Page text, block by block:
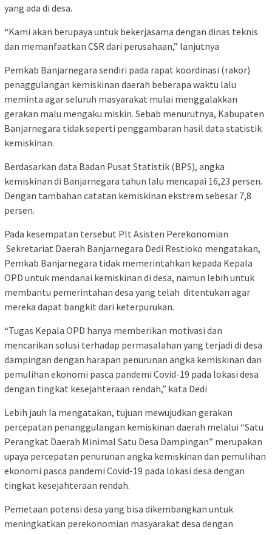
yang ada di desa.
“Kami akan berupaya untuk bekerjasama dengan dinas teknis
dan memanfaatkan CSR dari perusahaan,” lanjutnya
Pemkab Banjarnegara sendiri pada rapat koordinasi (rakor)
penaggulangan kemiskinan daerah beberapa waktu lalu
meminta agar seluruh masyarakat mulai menggalakkan
gerakan malu mengaku miskin. Sebab menurutnya, Kabupaten
Banjarnegara tidak seperti penggambaran hasil data statistik
kemiskinan.
Berdasarkan data Badan Pusat Statistik (BPS), angka
kemiskinan di Banjarnegara tahun lalu mencapai 16,23 persen.
Dengan tambahan catatan kemiskinan ekstrem sebesar 7,8
persen.
Pada kesempatan tersebut Plt Asisten Perekonomian
Sekretariat Daerah Banjarnegara Dedi Restioko mengatakan,
Pemkab Banjarnegara tidak memerintahkan kepada Kepala
OPD untuk mendanai kemiskinan di desa, namun lebih untuk
membantu pemerintahan desa yang telah ditentukan agar
mereka dapat bangkit dari keterpurukan.
“Tugas Kepala OPD hanya memberikan motivasi dan
mencarikan solusi terhadap permasalahan yang terjadi di desa
dampingan dengan harapan penurunan angka kemiskinan dan
pemulihan ekonomi pasca pandemi Covid-19 pada lokasi desa
dengan tingkat kesejahteraan rendah,” kata Dedi
Lebih jauh Ia mengatakan, tujuan mewujudkan gerakan
percepatan penanggulangan kemiskinan daerah melalui “Satu
Perangkat Daerah Minimal Satu Desa Dampingan” merupakan
upaya percepatan penurunan angka kemiskinan dan pemulihan
ekonomi pasca pandemi Covid-19 pada lokasi desa dengan
tingkat kesejahteraan rendah.
Pemetaan potensi desa yang bisa dikembangkan untuk
meningkatkan perekonomian masyarakat desa dengan